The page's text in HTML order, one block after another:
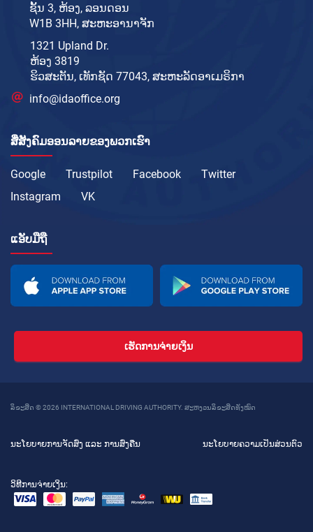
ຊັ້ນ 3, ຫ້ອງ, ລອນດອນ
W1B 3HH, ສະຫະອານາຈັກ
1321 Upland Dr.
ຫ້ອງ 3819
ຮິວສະຕັນ, ເທັກຊັດ 77043, ສະຫະລັດອາເມຣິກາ
info@idaoffice.org
ສື່ສັງຄົມອອນລາຍຂອງພວກເຮົາ
Google Trustpilot Facebook
Twitter
Instagram
VK
ແອັບມືຖື
ເຮັດການຈ່າຍເງິນ
ລິຂະສິດ © 2026 INTERNATIONAL DRIVING AUTHORITY. ສະຫງວນລິຂະສິດທັງໝົດ
ນະໂຍບາຍການຈັດສົ່ງ ແລະ ການສົ່ງຄືນ ນະໂຍບາຍຄວາມເປັນສ່ວນຕົວ
ວິທີການຈ່າຍເງິນ: